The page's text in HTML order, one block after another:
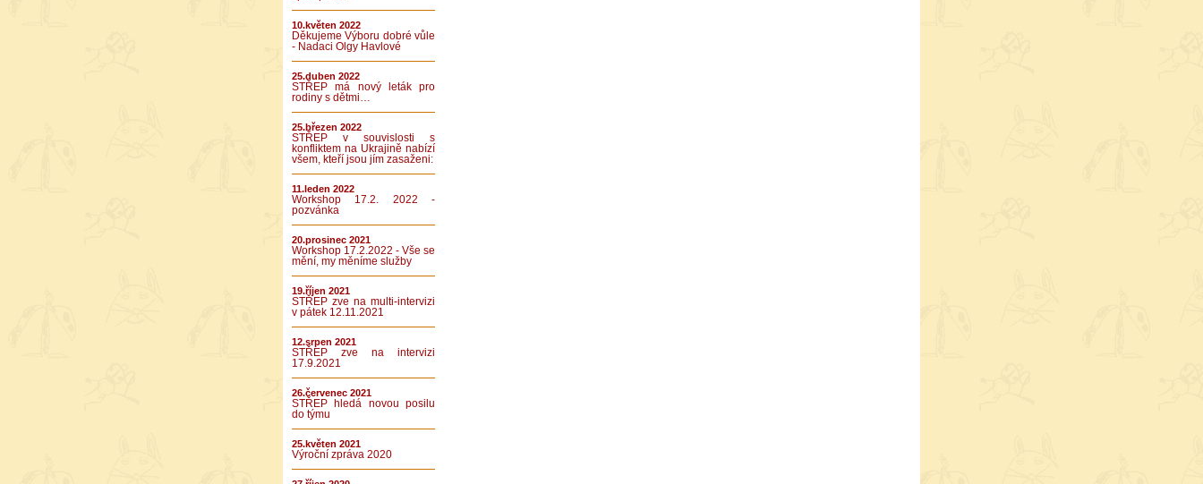
10.květen 2022
Děkujeme Výboru dobré vůle
- Nadaci Olgy Havlové
25.duben 2022
STŘEP má nový leták pro
rodiny s dětmi…
25.březen 2022
STŘEP v souvislosti s
konfliktem na Ukrajině nabízí
všem, kteří jsou jím zasaženi:
11.leden 2022
Workshop 17.2. 2022 -
pozvánka
20.prosinec 2021
Workshop 17.2.2022 - Vše se
mění, my měníme služby
19.říjen 2021
STŘEP zve na multi-intervizi
v pátek 12.11.2021
12.srpen 2021
STŘEP zve na intervizi
17.9.2021
26.červenec 2021
STŘEP hledá novou posilu
do týmu
25.květen 2021
Výroční zpráva 2020